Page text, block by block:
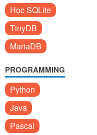
Học SQLite
TinyDB
MariaDB
PROGRAMMING
Python
Java
Pascal